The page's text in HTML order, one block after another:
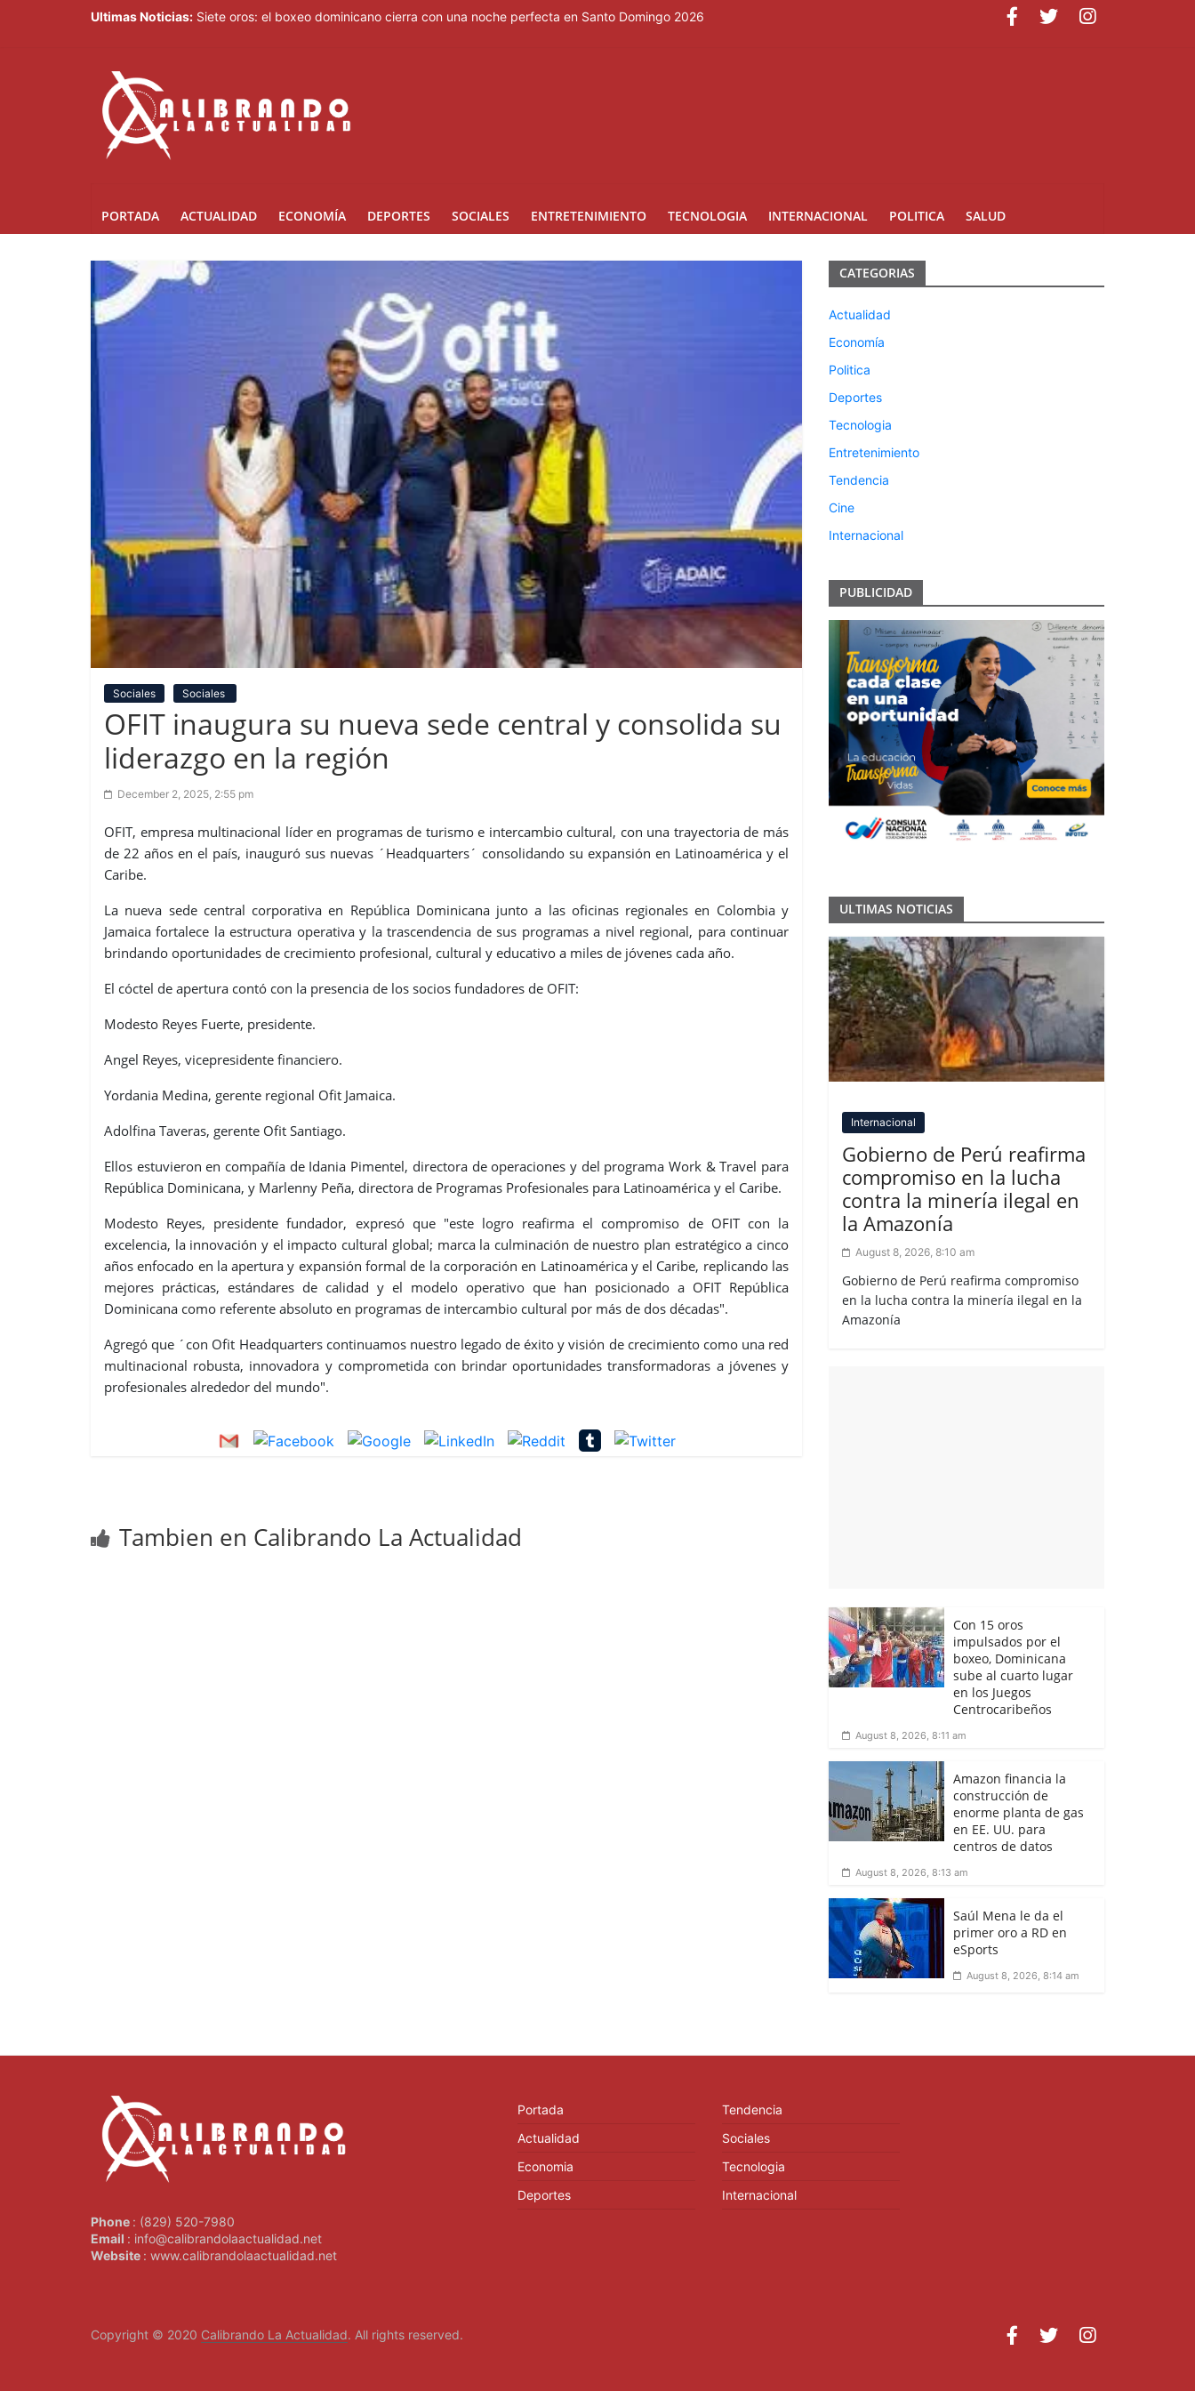
Ultimas Noticias: Siete oros: el boxeo dominicano cierra con una noche perfecta en Santo Domingo 2026
PORTADA ACTUALIDAD ECONOMÍA DEPORTES SOCIALES ENTRETENIMIENTO TECNOLOGIA INTERNACIONAL POLITICA SALUD
Sociales Sociales
OFIT inaugura su nueva sede central y consolida su
liderazgo en la región
December 2, 2025, 2:55 pm
OFIT, empresa multinacional líder en programas de turismo e intercambio cultural, con una trayectoria de más
de 22 años en el país, inauguró sus nuevas ´Headquarters´ consolidando su expansión en Latinoamérica y el
Caribe.
La nueva sede central corporativa en República Dominicana junto a las oficinas regionales en Colombia y
Jamaica fortalece la estructura operativa y la trascendencia de sus programas a nivel regional, para continuar
brindando oportunidades de crecimiento profesional, cultural y educativo a miles de jóvenes cada año.
El cóctel de apertura contó con la presencia de los socios fundadores de OFIT:
Modesto Reyes Fuerte, presidente.
Angel Reyes, vicepresidente financiero.
Yordania Medina, gerente regional Ofit Jamaica.
Adolfina Taveras, gerente Ofit Santiago.
Ellos estuvieron en compañía de Idania Pimentel, directora de operaciones y del programa Work & Travel para
República Dominicana, y Marlenny Peña, directora de Programas Profesionales para Latinoamérica y el Caribe.
Modesto Reyes, presidente fundador, expresó que "este logro reafirma el compromiso de OFIT con la
excelencia, la innovación y el impacto cultural global; marca la culminación de nuestro plan estratégico a cinco
años enfocado en la apertura y expansión formal de la corporación en Latinoamérica y el Caribe, replicando las
mejores prácticas, estándares de calidad y el modelo operativo que han posicionado a OFIT República
Dominicana como referente absoluto en programas de intercambio cultural por más de dos décadas".
Agregó que ´con Ofit Headquarters continuamos nuestro legado de éxito y visión de crecimiento como una red
multinacional robusta, innovadora y comprometida con brindar oportunidades transformadoras a jóvenes y
profesionales alrededor del mundo".
Tambien en Calibrando La Actualidad
CATEGORIAS
Actualidad
Economía
Politica
Deportes
Tecnologia
Entretenimiento
Tendencia
Cine
Internacional
PUBLICIDAD
ULTIMAS NOTICIAS
Internacional
Gobierno de Perú reafirma
compromiso en la lucha
contra la minería ilegal en
la Amazonía
August 8, 2026, 8:10 am
Gobierno de Perú reafirma compromiso
en la lucha contra la minería ilegal en la
Amazonía
Con 15 oros
impulsados por el
boxeo, Dominicana
sube al cuarto lugar
en los Juegos
Centrocaribeños
August 8, 2026, 8:11 am
Amazon financia la
construcción de
enorme planta de gas
en EE. UU. para
centros de datos
August 8, 2026, 8:13 am
Saúl Mena le da el
primer oro a RD en
eSports
August 8, 2026, 8:14 am
Phone : (829) 520-7980
Email : info@calibrandolaactualidad.net
Website : www.calibrandolaactualidad.net
Portada
Actualidad
Economia
Deportes
Tendencia
Sociales
Tecnologia
Internacional
Copyright © 2020 Calibrando La Actualidad. All rights reserved.